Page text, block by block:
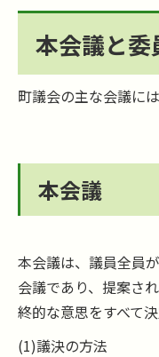
本会議と委
町議会の主な会議に
本会議
本会議は、議員全員
会議であり、提案さ
終的な意思をすべて決
(1)議決の方法